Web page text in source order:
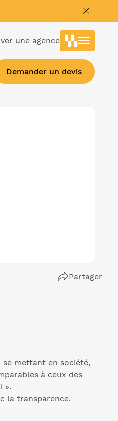
une agence
Demander un devis
Partager
se mettant en société,
à ceux des
».
la transparence.